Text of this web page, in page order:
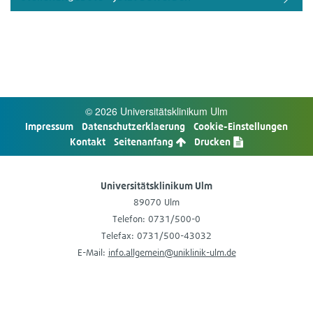
© 2026 Uni­ver­si­täts­kli­ni­kum Ulm
Impres­sum Daten­schutz­er­kla­e­rung
Cookie-​Einstellungen
Kon­takt
Sei­ten­an­fang Dru­cken
Uni­ver­si­täts­kli­ni­kum Ulm
89070 Ulm
Tele­fon: 0731/500-0
Tele­fax: 0731/500-43032
E-​Mail: info.allgemein@uniklinik-ulm.de